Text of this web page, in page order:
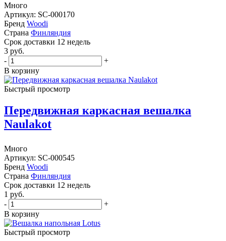
Много
Артикул: SC-000170
Бренд Woodi
Страна Финляндия
Cрок доставки 12 недель
3 руб.
-
+
В корзину
Быстрый просмотр
Передвижная каркасная вешалка
Naulakot
Много
Артикул: SC-000545
Бренд Woodi
Страна Финляндия
Cрок доставки 12 недель
1 руб.
-
+
В корзину
Быстрый просмотр